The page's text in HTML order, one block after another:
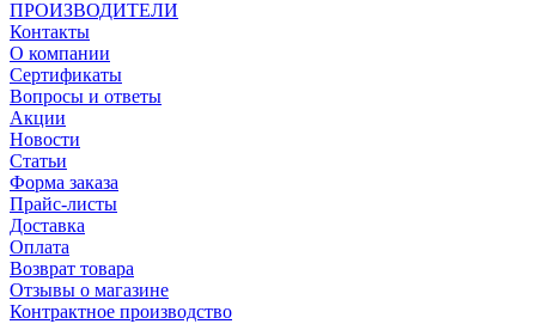
ПРОИЗВОДИТЕЛИ
Контакты
О компании
Сертификаты
Вопросы и ответы
Акции
Новости
Статьи
Форма заказа
Прайс-листы
Доставка
Оплата
Возврат товара
Отзывы о магазине
Контрактное производство